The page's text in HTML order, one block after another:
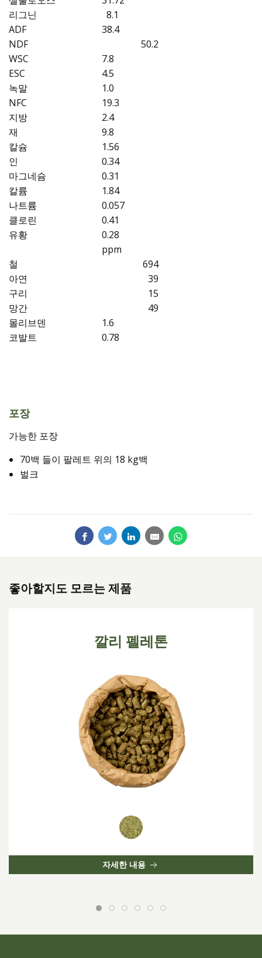
리그닌
8.1
ADF
38.4
NDF
50.2
WSC
7.8
ESC
4.5
녹말
1.0
NFC
19.3
지방
2.4
재
9.8
칼슘
1.56
인
0.34
마그네슘
0.31
칼륨
1.84
나트륨
0.057
클로린
0.41
유황
0.28
ppm
철
694
아연
39
구리
15
망간
49
몰리브덴
1.6
코발트
0.78
포장
가능한 포장
70백 들이 팔레트 위의 18 kg백
벌크
좋아할지도 모르는 제품
깔리 펠레톤
자세한 내용